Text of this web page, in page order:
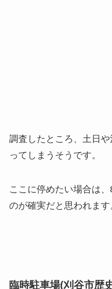
調査したところ、土日
ってしまうそうです。
ここに停めたい場合は
のが確実だと思われます
臨時駐車場(刈谷市歴